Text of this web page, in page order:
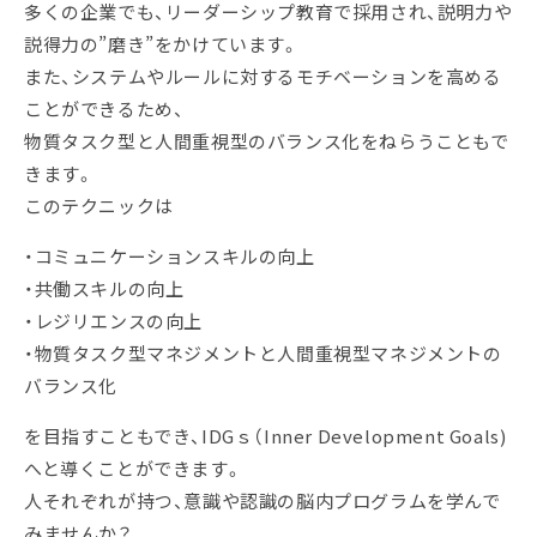
多くの企業でも、リーダーシップ教育で採用され、説明力や
説得力の”磨き”をかけています。
また、システムやルールに対するモチベーションを高める
ことができるため、
物質タスク型と人間重視型のバランス化をねらうこともで
きます。
このテクニックは
・コミュニケーションスキルの向上
・共働スキルの向上
・レジリエンスの向上
・物質タスク型マネジメントと人間重視型マネジメントの
バランス化
を目指すこともでき、IDGｓ（Inner Development Goals)
へと導くことができます。
人それぞれが持つ、意識や認識の脳内プログラムを学んで